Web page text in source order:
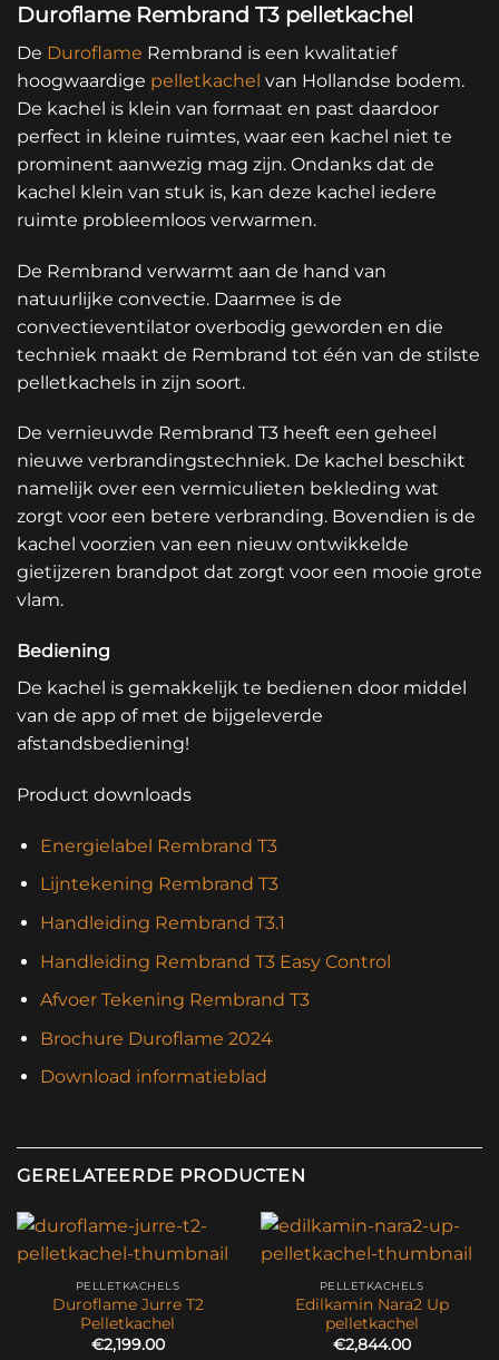
Duroflame Rembrand T3 pelletkachel
De Duroflame Rembrand is een kwalitatief
hoogwaardige pelletkachel van Hollandse bodem.
De kachel is klein van formaat en past daardoor
perfect in kleine ruimtes, waar een kachel niet te
prominent aanwezig mag zijn. Ondanks dat de
kachel klein van stuk is, kan deze kachel iedere
ruimte probleemloos verwarmen.
De Rembrand verwarmt aan de hand van
natuurlijke convectie. Daarmee is de
convectieventilator overbodig geworden en die
techniek maakt de Rembrand tot één van de stilste
pelletkachels in zijn soort.
De vernieuwde Rembrand T3 heeft een geheel
nieuwe verbrandingstechniek. De kachel beschikt
namelijk over een vermiculieten bekleding wat
zorgt voor een betere verbranding. Bovendien is de
kachel voorzien van een nieuw ontwikkelde
gietijzeren brandpot dat zorgt voor een mooie grote
vlam.
Bediening
De kachel is gemakkelijk te bedienen door middel
van de app of met de bijgeleverde
afstandsbediening!
Product downloads
Energielabel Rembrand T3
Lijntekening Rembrand T3
Handleiding Rembrand T3.1
Handleiding Rembrand T3 Easy Control
Afvoer Tekening Rembrand T3
Brochure Duroflame 2024
Download informatieblad
GERELATEERDE PRODUCTEN
PELLETKACHELS
Duroflame Jurre T2
Pelletkachel
€2,199.00
PELLETKACHELS
Edilkamin Nara2 Up
pelletkachel
€2,844.00